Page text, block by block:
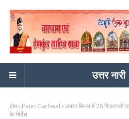
उत्तर नारी
होम Pauri Garhwal
जनता मिलन में 26 शिकायतों
के निर्देश